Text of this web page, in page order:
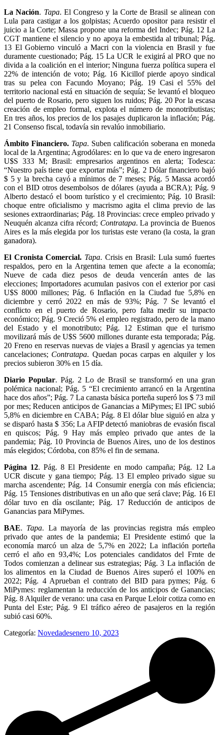
La Nación. Tapa. El Congreso y la Corte de Brasil se alinean con
Lula para castigar a los golpistas; Acuerdo opositor para resistir el
juicio a la Corte; Massa propone una reforma del Indec; Pág. 12 La
CGT mantiene el silencio y no apoya la embestida al tribunal; Pág.
13 El Gobierno vinculó a Macri con la violencia en Brasil y fue
duramente cuestionado; Pág. 15 La UCR le exigirá al PRO que no
divida a la coalición en el interior; Ninguna fuerza política supera el
22% de intención de voto; Pág. 16 Kicillof pierde apoyo sindical
tras su pelea con Facundo Moyano; Pág. 19 Casi el 55% del
territorio nacional está en situación de sequía; Se levantó el bloqueo
del puerto de Rosario, pero siguen los ruidos; Pág. 20 Por la escasa
creación de empleo formal, explota el número de monotributistas;
En tres años, los precios de los pasajes duplicaron la inflación; Pág.
21 Consenso fiscal, todavía sin revalúo inmobiliario.
Ámbito Financiero. Tapa. Suben calificación soberana en moneda
local de la Argentina; Agrodólares: en lo que va de enero ingresaron
U$S 333 M; Brasil: empresarios argentinos en alerta; Todesca:
“Nuestro país tiene que exportar más”; Pág. 2 Dólar financiero bajó
$ 5 y la brecha cayó a mínimos de 7 meses; Pág. 5 Massa acordó
con el BID otros desembolsos de dólares (ayuda a BCRA); Pág. 9
Alberto destacó el boom turístico y el crecimiento; Pág. 10 Brasil:
choque entre oficialismo y macrismo agita el clima previo de las
sesiones extraordinarias; Pág. 18 Provincias: crece empleo privado y
Neuquén alcanza cifra récord; Contratapa. La provincia de Buenos
Aires es la más elegida por los turistas este verano (la costa, la gran
ganadora).
El Cronista Comercial. Tapa. Crisis en Brasil: Lula sumó fuertes
respaldos, pero en la Argentina temen que afecte a la economía;
Nueve de cada diez pesos de deuda vencerán antes de las
elecciones; Importadores acumulan pasivos con el exterior por casi
U$S 8000 millones; Pág. 6 Inflación en la Ciudad fue 5,8% en
diciembre y cerró 2022 en más de 93%; Pág. 7 Se levantó el
conflicto en el puerto de Rosario, pero falta medir su impacto
económico; Pág. 9 Creció 5% el empleo registrado, pero de la mano
del Estado y el monotributo; Pág. 12 Estiman que el turismo
movilizará más de U$S 5600 millones durante esta temporada; Pág.
20 Freno en reservas nuevas de viajes a Brasil y agencias ya temen
cancelaciones; Contratapa. Quedan pocas carpas en alquiler y los
precios subieron 30% en 15 día.
Diario Popular. Pág. 2 Lo de Brasil se transformó en una gran
polémica nacional; Pág. 5 “El crecimiento arrancó en la Argentina
hace dos años”; Pág. 7 La canasta básica porteña superó los $ 73 mil
por mes; Reducen anticipos de Ganancias a MiPymes; El IPC subió
5,8% en diciembre en CABA; Pág. 8 El dólar blue siguió en alza y
se disparó hasta $ 356; La AFIP detectó maniobras de evasión fiscal
en quiscos; Pág. 9 Hay más empleo privado que antes de la
pandemia; Pág. 10 Provincia de Buenos Aires, uno de los destinos
más elegidos; Córdoba, con 85% el fin de semana.
Página 12. Pág. 8 El Presidente en modo campaña; Pág. 12 La
UCR discute y gana tiempo; Pág. 13 El empleo privado sigue su
marcha ascendente; Pág. 14 Consumir energía con más eficiencia;
Pág. 15 Tensiones distributivas en un año que será clave; Pág. 16 El
dólar tuvo en día oscilante; Pág. 17 Reducción de anticipos de
Ganancias para MiPymes.
BAE. Tapa. La mayoría de las provincias registra más empleo
privado que antes de la pandemia; El Presidente estimó que la
economía marcó un alza de 5,7% en 2022; La inflación porteña
cerró el año en 93,4%; Los potenciales candidatos del Frnte de
Todos comienzan a delinear sus estrategias; Pág. 3 La inflación de
los alimentos en la Ciudad de Buenos Aires superó el 100% en
2022; Pág. 4 Aprueban el contrato del BID para pymes; Pág. 6
MiPymes: reglamentan la reducción de los anticipos de Ganancias;
Pág. 8 Alquiler de verano: una casa en Parque Leloir cotiza como en
Punta del Este; Pág. 9 El tráfico aéreo de pasajeros en la región
subió casi 60%.
Categoría: Novedadesenero 10, 2023